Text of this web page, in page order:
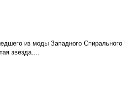
из моды Западного Спирального
звезда....